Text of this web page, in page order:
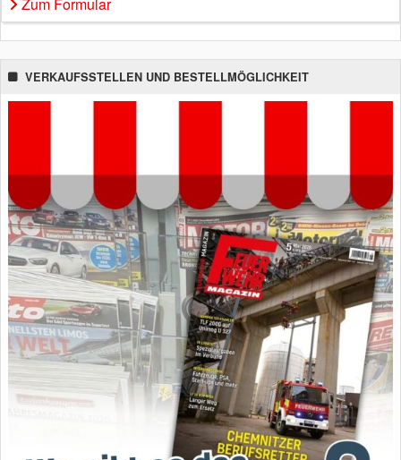
VERKAUFSSTELLEN UND BESTELLMÖGLICHKEIT